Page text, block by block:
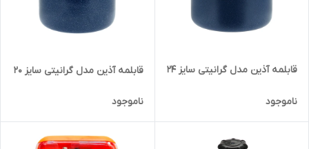
قابلمه آذین مدل گرانیتی سایز 24
ناموجود
قابلمه آذین مدل گرانیتی سایز 20
ناموجود